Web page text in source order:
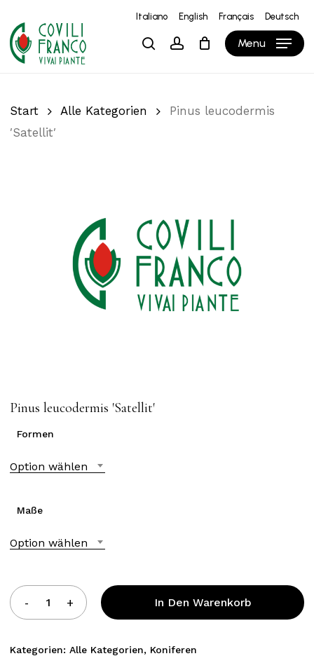
main
content
Italiano English Français Deutsch
searchaccount Menu
Warenkorb Close
Cart
Start Alle Kategorien
Pinus leucodermis
′Satellit′
Pinus leucodermis ′Satellit′
Formen
Option wählen
Maße
Option wählen
In Den Warenkorb
Kategorien: Alle Kategorien, Koniferen